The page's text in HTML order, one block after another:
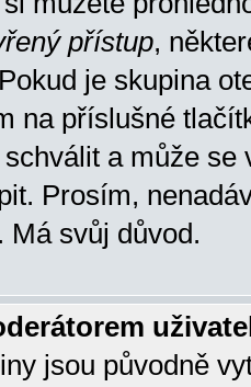
přístup,
je skupina
na příslušné
a může se
Prosím,
Má svůj důvod.
jsou původně